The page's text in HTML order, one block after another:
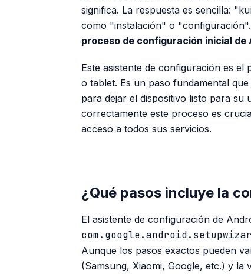
significa. La respuesta es sencilla:
como "instalación" o
proceso de configuración inicial de
Este asistente de configuración es
o tablet. Es un paso fundamental
para dejar el dispositivo listo para
correctamente este proceso es
acceso a todos sus servicios.
¿Qué pasos incluye la
El asistente de configuración de
Aunque los pasos exactos pueden
(Samsung, Xiaomi, Google, etc.) y